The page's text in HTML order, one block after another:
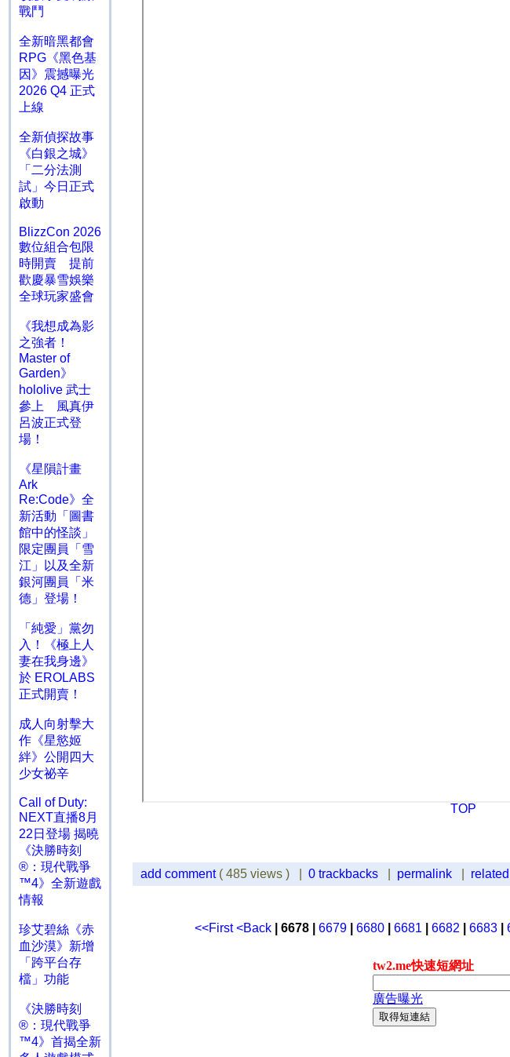
戰鬥
全新暗黑都會
RPG《黑色基
因》震撼曝光
2026 Q4 正式
上線
全新偵探故事
《白銀之城》
「二分法測
試」今日正式
啟動
BlizzCon 2026
數位組合包限
時開賣 提前
歡慶暴雪娛樂
全球玩家盛會
《我想成為影
之強者！
Master of
Garden》
hololive 武士
參上 風真伊
呂波正式登
場！
《星隕計畫
Ark
Re:Code》全
新活動「圖書
館中的怪談」
限定團員「雪
江」以及全新
銀河團員「米
德」登場！
「純愛」黨勿
入！《極上人
妻在我身邊》
於 EROLABS
正式開賣！
成人向射擊大
作《星慾姬
絆》公開四大
少女祕辛
Call of Duty:
NEXT直播8月
22日登場 揭曉
《決勝時刻
®：現代戰爭
™4》全新遊戲
情報
珍艾碧絲《赤
血沙漠》新增
「跨平台存
檔」功能
《決勝時刻
®：現代戰爭
™4》首揭全新
TOP
add comment ( 485 views ) | 0 trackbacks permalink
<<First<Back | 6678 | 6679 6680 6681 6682 6683